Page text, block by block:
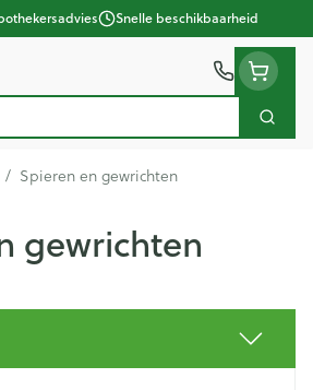
Snelle beschikbaarheid
Zoek
/ Spieren en gewrichten
gewrichten